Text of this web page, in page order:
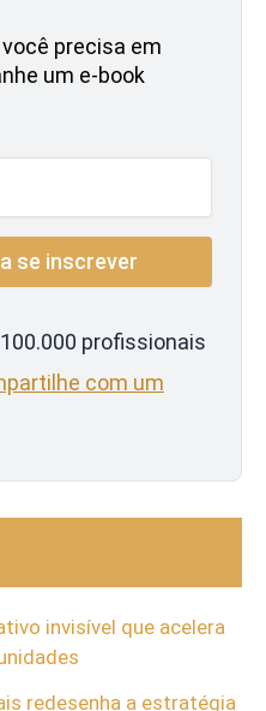
precisa em
um e-book
profissionais
com um
invisível que acelera
redesenha a estratégia